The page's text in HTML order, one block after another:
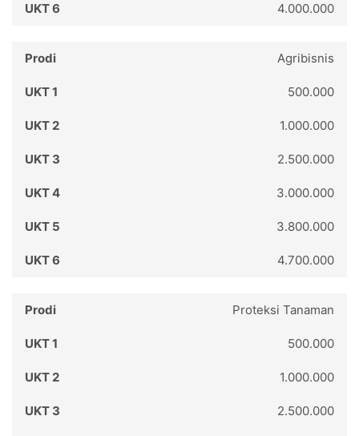
4.000.000
Agribisnis
500.000
1.000.000
2.500.000
3.000.000
3.800.000
4.700.000
Proteksi Tanaman
500.000
1.000.000
2.500.000